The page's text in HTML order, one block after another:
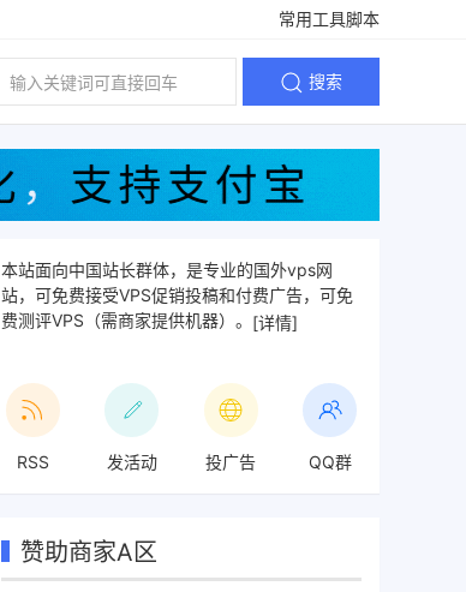
常用工具脚本
搜索
本站面向中国站长群体，是专业的国外vps网
站，可免费接受VPS促销投稿和付费广告，可免
费测评VPS（需商家提供机器）。 [详情]
RSS 发活动 投广告 QQ群
赞助商家A区